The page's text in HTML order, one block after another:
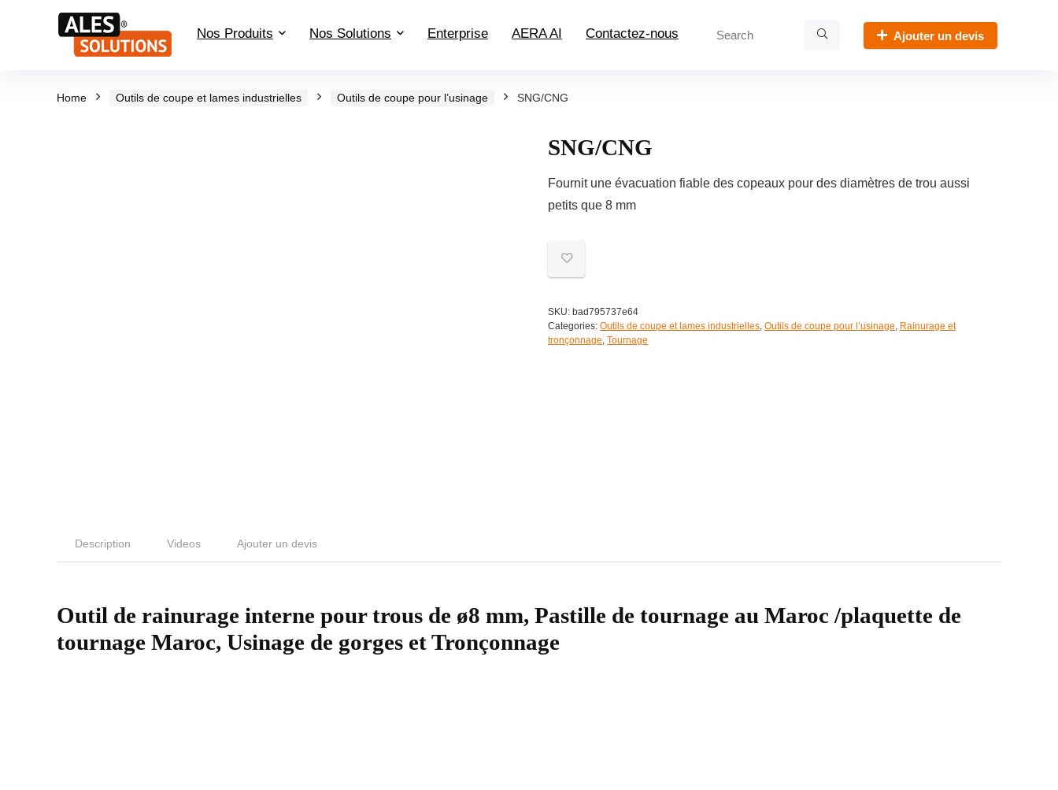
Nos Produits Nos Solutions Enterprise AERA AI Contactez-nous Ajouter un devis
Home Outils de coupe et lames industrielles Outils de coupe pour l’usinage SNG/CNG
SNG/CNG
Fournit une évacuation fiable des copeaux pour des diamètres de trou aussi
petits que 8 mm
SKU: bad795737e64
Categories: Outils de coupe et lames industrielles, Outils de coupe pour l’usinage, Rainurage et
tronçonnage, Tournage
Description Videos Ajouter un devis
Outil de rainurage interne pour trous de ø8 mm, Pastille de tournage au Maroc /plaquette de
tournage Maroc, Usinage de gorges et Tronçonnage